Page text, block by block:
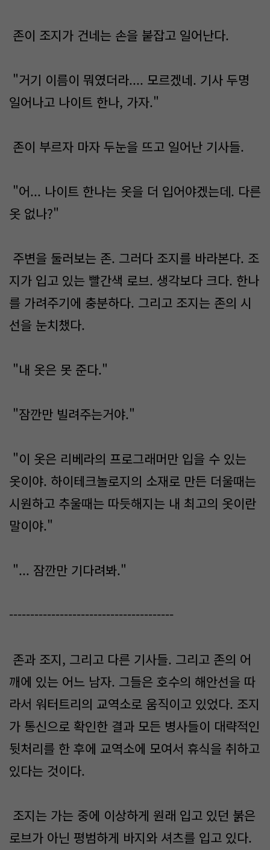
존이 조지가 건네는 손을 붙잡고 일어난다.
"거기 이름이 뭐였더라.... 모르겠네. 기사 두명
일어나고 나이트 한나, 가자."
존이 부르자 마자 두눈을 뜨고 일어난 기사들.
"어... 나이트 한나는 옷을 더 입어야겠는데. 다른
옷 없나?"
주변을 둘러보는 존. 그러다 조지를 바라본다. 조
지가 입고 있는 빨간색 로브. 생각보다 크다. 한나
를 가려주기에 충분하다. 그리고 조지는 존의 시
선을 눈치챘다.
"내 옷은 못 준다."
"잠깐만 빌려주는거야."
"이 옷은 리베라의 프로그래머만 입을 수 있는
옷이야. 하이테크놀로지의 소재로 만든 더울때는
시원하고 추울때는 따듯해지는 내 최고의 옷이란
말이야."
"... 잠깐만 기다려봐."
---------------------------------------
존과 조지, 그리고 다른 기사들. 그리고 존의 어
깨에 있는 어느 남자. 그들은 호수의 해안선을 따
라서 워터트리의 교역소로 움직이고 있었다. 조지
가 통신으로 확인한 결과 모든 병사들이 대략적인
뒷처리를 한 후에 교역소에 모여서 휴식을 취하고
있다는 것이다.
조지는 가는 중에 이상하게 원래 입고 있던 붉은
로브가 아닌 평범하게 바지와 셔츠를 입고 있다.